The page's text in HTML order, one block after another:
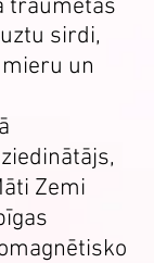
traumētas
sirdi,
un
Zemi